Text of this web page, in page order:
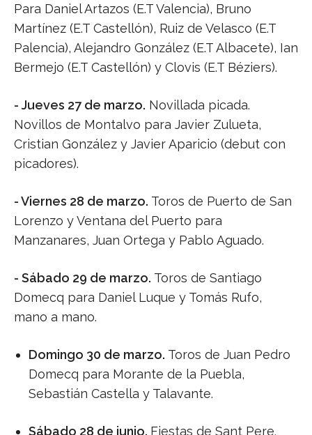
Para Daniel Artazos (E.T Valencia), Bruno
Martínez (E.T Castellón), Ruiz de Velasco (E.T
Palencia), Alejandro González (E.T Albacete), Ian
Bermejo (E.T Castellón) y Clovis (E.T Béziers).
- Jueves 27 de marzo. Novillada picada.
Novillos de Montalvo para Javier Zulueta,
Cristian González y Javier Aparicio (debut con
picadores).
- Viernes 28 de marzo. Toros de Puerto de San
Lorenzo y Ventana del Puerto para
Manzanares, Juan Ortega y Pablo Aguado.
- Sábado 29 de marzo. Toros de Santiago
Domecq para Daniel Luque y Tomás Rufo,
mano a mano.
Domingo 30 de marzo. Toros de Juan Pedro
Domecq para Morante de la Puebla,
Sebastián Castella y Talavante.
Sábado 28 de junio. Fiestas de Sant Pere.